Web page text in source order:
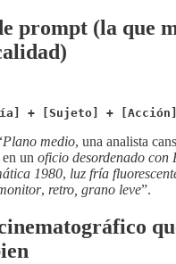
prompt (la que
+ [Sujeto] +
Plano medio, una analista
en un oficio desordenado con
1980, luz fría
, retro, grano leve”.